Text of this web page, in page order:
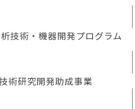
技術・機器開発プログラム
術研究開発助成事業